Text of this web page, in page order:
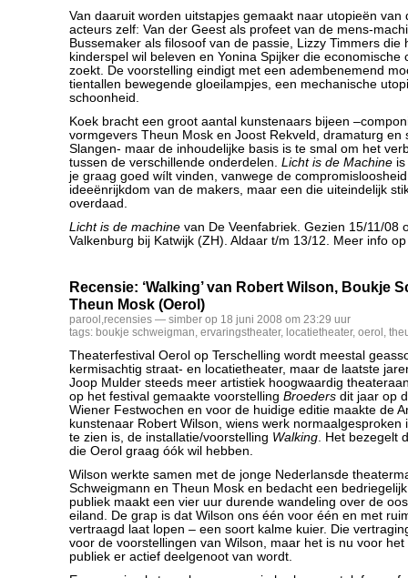
Van daaruit worden uitstapjes gemaakt naar utopieën van
acteurs zelf: Van der Geest als profeet van de mens-
Bussemaker als filosoof van de passie, Lizzy Timmers die
kinderspel wil beleven en Yonina Spijker die economische
zoekt. De voorstelling eindigt met een adembenemend
tientallen bewegende gloeilampjes, een mechanische
schoonheid.
Koek bracht een groot aantal kunstenaars bijeen
vormgevers Theun Mosk en Joost Rekveld, dramaturg en
Slangen- maar de inhoudelijke basis is te smal om het
tussen de verschillende onderdelen. Licht is de Machine
je graag goed wílt vinden, vanwege de
ideeënrijkdom van de makers, maar een die uiteindelijk
overdaad.
Licht is de machine van De Veenfabriek. Gezien 15/11/08
Valkenburg bij Katwijk (ZH). Aldaar t/m 13/12. Meer info
Recensie: ‘Walking’ van Robert Wilson, Boukje
Theun Mosk (Oerol)
parool ,recensies — simber op 18 juni 2008 om 23:29 uur
tags: boukje schweigman, ervaringstheater, locatietheater, oerol ,
Theaterfestival Oerol op Terschelling wordt meestal
kermisachtig straat- en locatietheater, maar de laatste
Joop Mulder steeds meer artistiek hoogwaardig
op het festival gemaakte voorstelling Broeders dit jaar op
Wiener Festwochen en voor de huidige editie maakte de
kunstenaar Robert Wilson, wiens werk normaalgesproken
te zien is, de installatie/voorstelling Walking. Het bezegelt
die Oerol graag óók wil hebben.
Wilson werkte samen met de jonge Nederlansde
Schweigmann en Theun Mosk en bedacht een
publiek maakt een vier uur durende wandeling over de
eiland. De grap is dat Wilson ons één voor één en met
vertraagd laat lopen – een soort kalme kuier. Die
voor de voorstellingen van Wilson, maar het is nu voor
publiek er actief deelgenoot van wordt.